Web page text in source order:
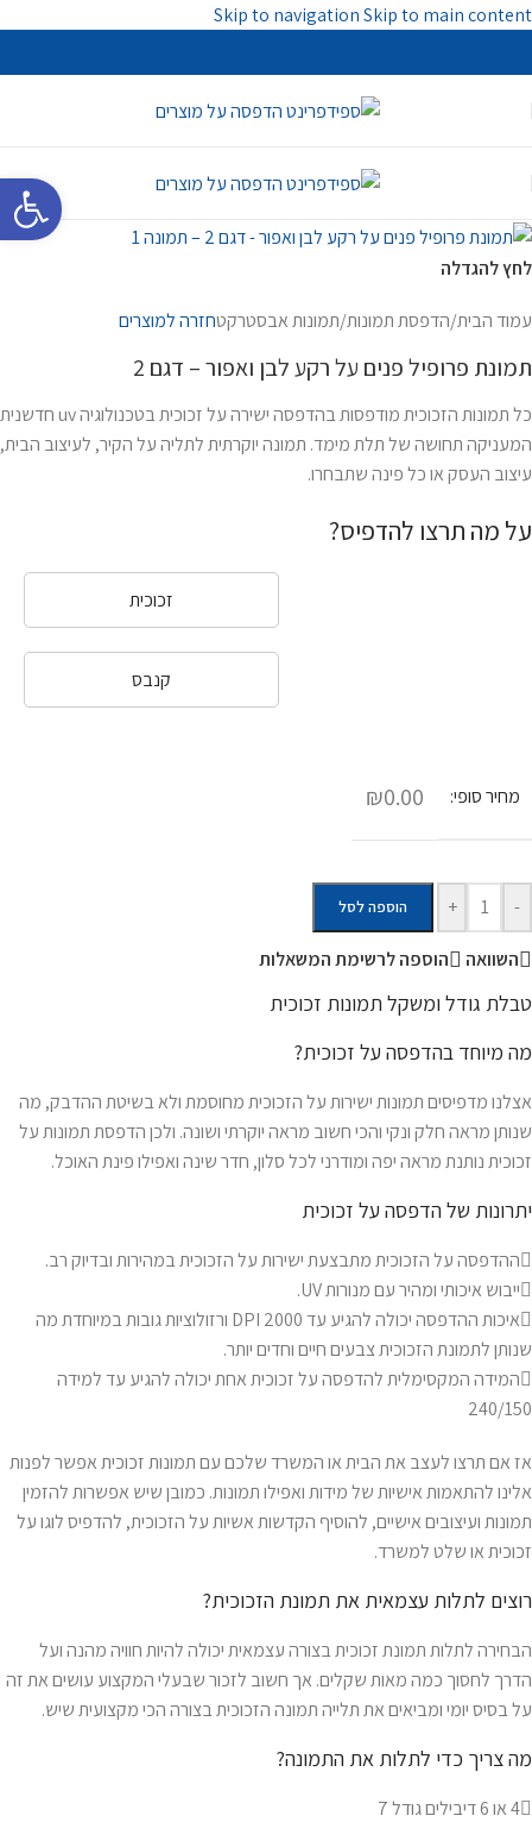
פתח
Skip to navigationSkip to main content
לחץ להגדלה
עמוד הבית/הדפסת תמונות/תמונות אבסטרקטחזרה למוצרים
תמונת פרופיל פנים על רקע לבן ואפור – דגם 2
כל תמונות הזכוכית מודפסות בהדפסה ישירה על זכוכית בטכנולוגיה uv חדשנית
המעניקה תחושה של תלת מימד. תמונה יוקרתית לתליה על הקיר, לעיצוב הבית,
עיצוב העסק או כל פינה שתבחרו.
על מה תרצו להדפיס?
זכוכית
קנבס
מחיר סופי: ₪0.00
-
+ הוספה לסל
השוואה הוספה לרשימת המשאלות
טבלת גודל ומשקל תמונות זכוכית
מה מיוחד בהדפסה על זכוכית?
אצלנו מדפיסים תמונות ישירות על הזכוכית מחוסמת ולא בשיטת ההדבק, מה
שנותן מראה חלק ונקי והכי חשוב מראה יוקרתי ושונה. ולכן הדפסת תמונות על
זכוכית נותנת מראה יפה ומודרני לכל סלון, חדר שינה ואפילו פינת האוכל.
יתרונות של הדפסה על זכוכית
ההדפסה על הזכוכית מתבצעת ישירות על הזכוכית במהירות ובדיוק רב.
ייבוש איכותי ומהיר עם מנורות UV.
איכות ההדפסה יכולה להגיע עד 2000 DPI ורזולוציות גובות במיוחדת מה
שנותן לתמונת הזכוכית צבעים חיים וחדים יותר.
המידה המקסימלית להדפסה על זכוכית אחת יכולה להגיע עד למידה
240/150
אז אם תרצו לעצב את הבית או המשרד שלכם עם תמונות זכוכית אפשר לפנות
אלינו להתאמות אישיות של מידות ואפילו תמונות. כמובן שיש אפשרות להזמין
תמונות ועיצובים אישיים, להוסיף הקדשות אשיות על הזכוכית, להדפיס לוגו על
זכוכית או שלט למשרד.
רוצים לתלות עצמאית את תמונת הזכוכית?
הבחירה לתלות תמונת זכוכית בצורה עצמאית יכולה להיות חוויה מהנה ועל
הדרך לחסוך כמה מאות שקלים. אך חשוב לזכור שבעלי המקצוע עושים את זה
על בסיס יומי ומביאים את תלייה תמונה הזכוכית בצורה הכי מקצועית שיש.
מה צריך כדי לתלות את התמונה?
4 או 6 דיבילים גודל 7